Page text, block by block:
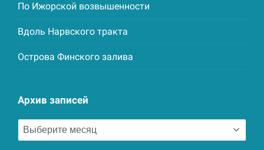
По Ижорской возвышенности
Вдоль Нарвского тракта
Острова Финского залива
Архив записей
Архив
записей